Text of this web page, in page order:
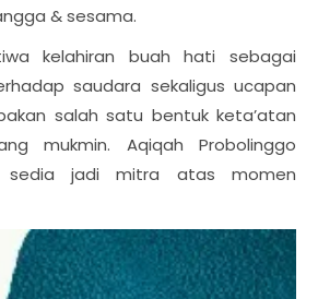
& sesama.
kelahiran buah hati sebagai
saudara sekaligus ucapan
salah satu bentuk keta’atan
mukmin. Aqiqah Probolinggo
sedia jadi mitra atas momen